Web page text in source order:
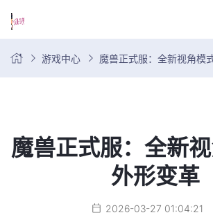
游戏中心 魔兽正式服：全新视角模
魔兽正式服：全新
外形变革
2026-03-27 01:04:21